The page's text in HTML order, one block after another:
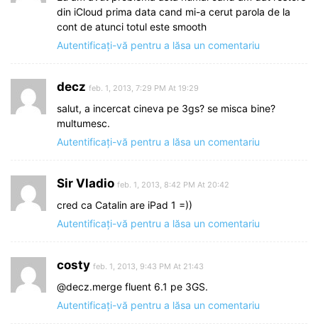
din iCloud prima data cand mi-a cerut parola de la
cont de atunci totul este smooth
Autentificați-vă pentru a lăsa un comentariu
decz feb. 1, 2013, 7:29 PM At 19:29
salut, a incercat cineva pe 3gs? se misca bine?
multumesc.
Autentificați-vă pentru a lăsa un comentariu
Sir Vladio feb. 1, 2013, 8:42 PM At 20:42
cred ca Catalin are iPad 1 =))
Autentificați-vă pentru a lăsa un comentariu
costy feb. 1, 2013, 9:43 PM At 21:43
@decz.merge fluent 6.1 pe 3GS.
Autentificați-vă pentru a lăsa un comentariu